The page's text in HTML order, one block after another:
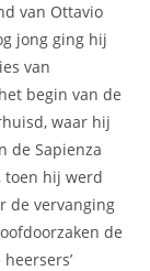
van Ottavio
jong ging hij
van
begin van de
waar hij
de Sapienza
toen hij werd
de vervanging
de